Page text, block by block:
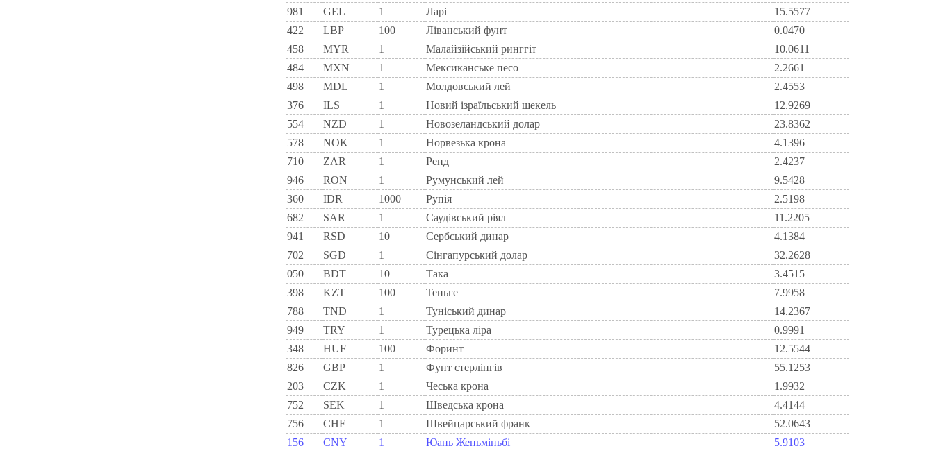
981
GEL 1 Ларi
15.5577
422
LBP 100 Ліванський фунт
0.0470
458
MYR 1 Малайзійський ринггіт
10.0611
484
MXN 1 Мексиканське песо
2.2661
498
MDL 1 Молдовський лей
2.4553
376
ILS 1 Новий ізраїльський шекель
12.9269
554
NZD 1 Новозеландський долар
23.8362
578
NOK 1 Норвезька крона
4.1396
710
ZAR 1 Ренд
2.4237
946
RON 1 Румунський лей
9.5428
360
IDR 1000 Рупія
2.5198
682
SAR 1 Саудівський ріял
11.2205
941
RSD 10 Сербський динар
4.1384
702
SGD 1 Сінгапурський долар
32.2628
050
BDT 10 Така
3.4515
398
KZT 100 Теньге
7.9958
788
TND 1 Туніський динар
14.2367
949
TRY 1 Турецька ліра
0.9991
348
HUF 100 Форинт
12.5544
826
GBP 1 Фунт стерлінгів
55.1253
203
CZK 1 Чеська крона
1.9932
752
SEK 1 Шведська крона
4.4144
756
CHF 1 Швейцарський франк
52.0643
156
CNY 1 Юань Женьміньбі 5.9103